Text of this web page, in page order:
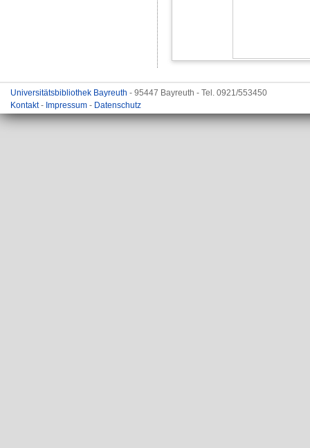
Universitätsbibliothek Bayreuth - 95447 Bayreuth - Tel. 0921/553450
Kontakt- Impressum - Datenschutz